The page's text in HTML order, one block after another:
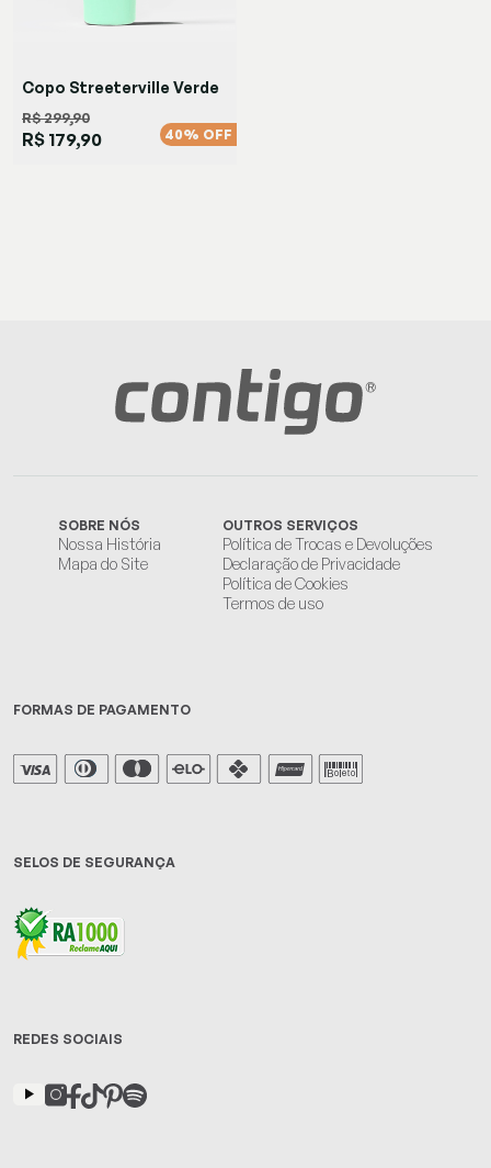
Copo Streeterville Verde
R$ 299,90
R$ 179,90 40% OFF
SOBRE NÓS
Nossa História
Mapa do Site
OUTROS SERVIÇOS
Política de Trocas e Devoluções
Declaração de Privacidade
Política de Cookies
Termos de uso
FORMAS DE PAGAMENTO
SELOS DE SEGURANÇA
REDES SOCIAIS